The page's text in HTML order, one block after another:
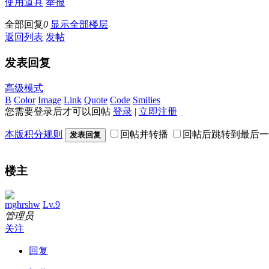
使用道具 举报
全部回复0 显示全部楼层
返回列表 发帖
发表回复
高级模式
B Color Image Link Quote Code Smilies
您需要登录后才可以回帖 登录 | 立即注册
本版积分规则 发表回复 回帖并转播 回帖后跳转到最后
楼主
mghrshw Lv.9
管理员
关注
回复